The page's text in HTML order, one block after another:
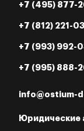
+7 (495) 877-
+7 (812) 221-
+7 (993) 992-
+7 (995) 888-
info@ostium-
Юридические